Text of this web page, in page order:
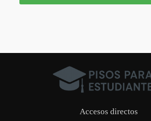
Accesos directos